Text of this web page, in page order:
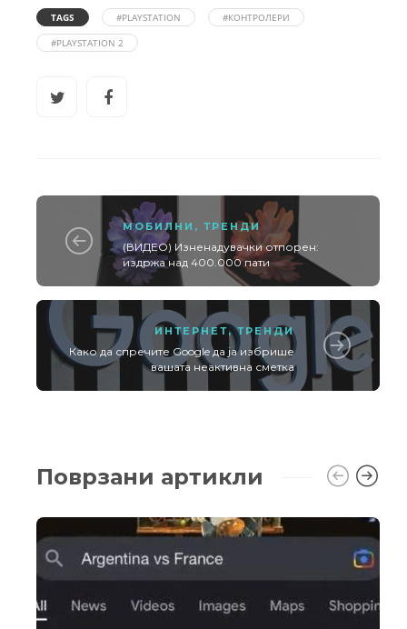
TAGS #PLAYSTATION
#КОНТРОЛЕРИ
#PLAYSTATION 2
МОБИЛНИ , ТРЕНДИ
(ВИДЕО) Изненадувачки отпорен:
издржа над 400.000 пати
ИНТЕРНЕТ,ТРЕНДИ
Како да спречите Google да ја избрише
вашата неактивна сметка
Поврзани артикли